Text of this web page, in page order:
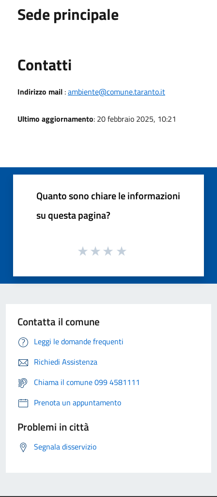
Sede principale
Contatti
Indirizzo mail :ambiente@comune.taranto.it
Ultimo aggiornamento: 20 febbraio 2025, 10:21
Quanto sono chiare le informazioni
su questa pagina?
Contatta il comune
Leggi le domande frequenti
Richiedi Assistenza
Chiama il comune 099 4581111
Prenota un appuntamento
Problemi in città
Segnala disservizio